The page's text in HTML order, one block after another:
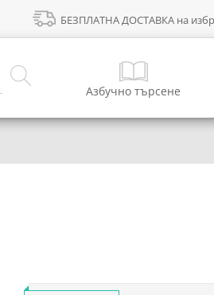
БЕЗПЛАТНА ДОСТАВКА на
Азбучно търсене